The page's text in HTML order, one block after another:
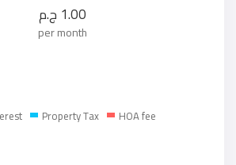
1.00 ج.م
per month
Property Tax HOA fee